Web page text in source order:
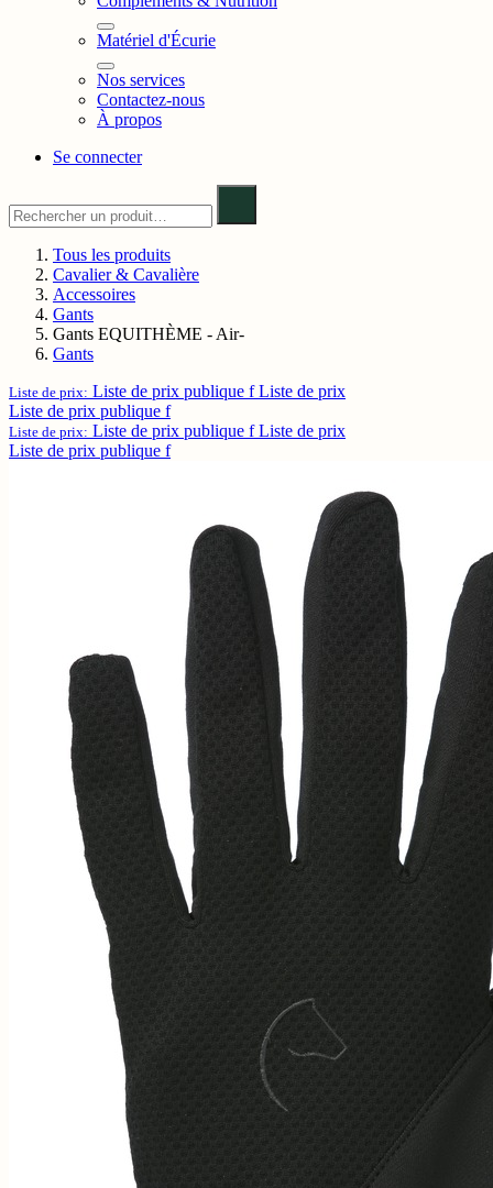
Matériel d'Écurie
Nos services
Contactez-nous
À propos
Se connecter
Tous les produits
Cavalier & Cavalière
Accessoires
Gants
Gants EQUITHÈME - Air-
Gants
Liste de prix: Liste de prix publique f Liste de prix
Liste de prix publique f
Liste de prix: Liste de prix publique f Liste de prix
Liste de prix publique f